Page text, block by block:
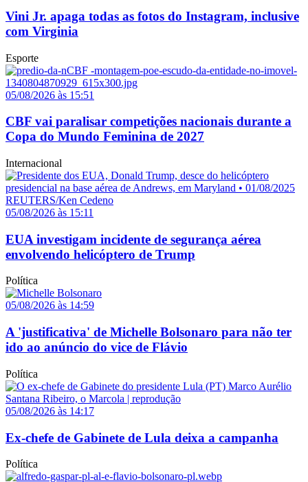
Vini Jr. apaga todas as fotos do Instagram, inclusive
com Virginia
Esporte
05/08/2026 às 15:51
CBF vai paralisar competições nacionais durante a
Copa do Mundo Feminina de 2027
Internacional
05/08/2026 às 15:11
EUA investigam incidente de segurança aérea
envolvendo helicóptero de Trump
Política
05/08/2026 às 14:59
A 'justificativa' de Michelle Bolsonaro para não ter
ido ao anúncio do vice de Flávio
Política
05/08/2026 às 14:17
Ex-chefe de Gabinete de Lula deixa a campanha
Política